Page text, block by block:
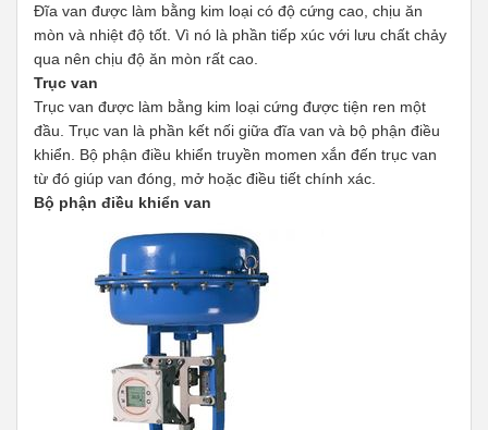
Đĩa van được làm bằng kim loại có độ cứng cao, chịu ăn
mòn và nhiệt độ tốt. Vì nó là phần tiếp xúc với lưu chất chảy
qua nên chịu độ ăn mòn rất cao.
Trục van
Trục van được làm bằng kim loại cứng được tiện ren một
đầu. Trục van là phần kết nối giữa đĩa van và bộ phận điều
khiển. Bộ phận điều khiển truyền momen xắn đến trục van
từ đó giúp van đóng, mở hoặc điều tiết chính xác.
Bộ phận điều khiển van